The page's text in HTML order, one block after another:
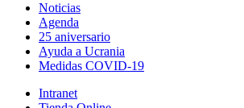
Noticias
Agenda
25 aniversario
Ayuda a Ucrania
Medidas COVID-19
Intranet